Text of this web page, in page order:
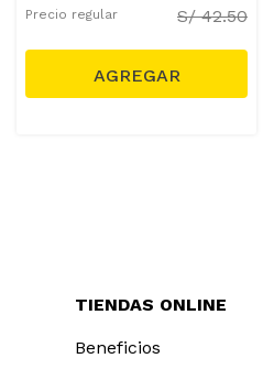
Precio regular S/42.50
TIENDAS ONLINE
Beneficios